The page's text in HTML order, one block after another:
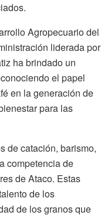
Agropecuario del
liderada por
ha brindado un
el papel
en la generación de
para las
de catación, barismo,
competencia de
de Ataco. Estas
de los
de los granos que